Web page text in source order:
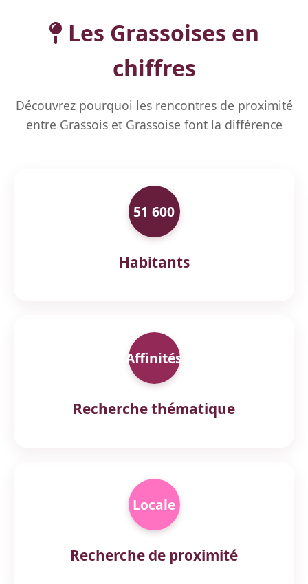
Les Grassoises en
chiffres
Découvrez pourquoi les rencontres de proximité
entre Grassois et Grassoise font la différence
51 600
Habitants
Affinités
Recherche thématique
Locale
Recherche de proximité